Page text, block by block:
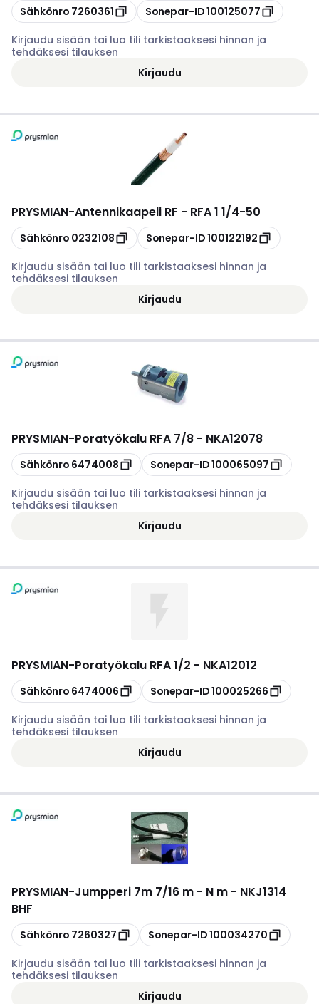
Kopioi
Sähkönro 7260361 Kopioi
Sonepar-ID100125077
Kirjaudu sisään tai luo tili tarkistaaksesi hinnan ja
tehdäksesi tilauksen
Kirjaudu
PRYSMIAN-Antennikaapeli RF - RFA 1 1/4-50
Kopioi
Sähkönro 0232108 Kopioi
Sonepar-ID100122192
Kirjaudu sisään tai luo tili tarkistaaksesi hinnan ja
tehdäksesi tilauksen
Kirjaudu
PRYSMIAN-Poratyökalu RFA 7/8 - NKA12078
Kopioi
Sähkönro 6474008 Kopioi
Sonepar-ID100065097
Kirjaudu sisään tai luo tili tarkistaaksesi hinnan ja
tehdäksesi tilauksen
Kirjaudu
PRYSMIAN-Poratyökalu RFA 1/2 - NKA12012
Kopioi
Sähkönro 6474006 Kopioi
Sonepar-ID100025266
Kirjaudu sisään tai luo tili tarkistaaksesi hinnan ja
tehdäksesi tilauksen
Kirjaudu
PRYSMIAN-Jumpperi 7m 7/16 m - N m - NKJ1314
BHF
Kopioi
Sähkönro 7260327 Kopioi
Sonepar-ID100034270
Kirjaudu sisään tai luo tili tarkistaaksesi hinnan ja
tehdäksesi tilauksen
Kirjaudu